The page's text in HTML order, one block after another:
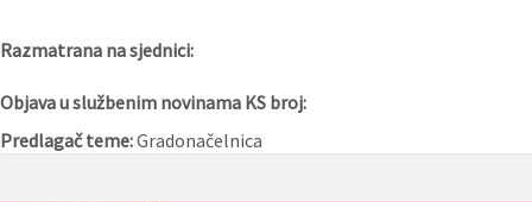
Razmatrana na sjednici:
Objava u službenim novinama KS broj:
Predlagač teme:Gradonačelnica